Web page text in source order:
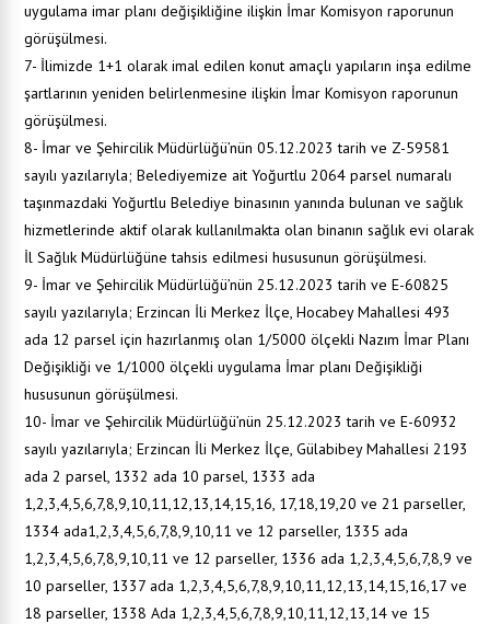
uygulama imar planı değişikliğine ilişkin İmar Komisyon raporunun
görüşülmesi.
7- İlimizde 1+1 olarak imal edilen konut amaçlı yapıların inşa edilme
şartlarının yeniden belirlenmesine ilişkin İmar Komisyon raporunun
görüşülmesi.
8- İmar ve Şehircilik Müdürlüğü’nün 05.12.2023 tarih ve Z-59581
sayılı yazılarıyla; Belediyemize ait Yoğurtlu 2064 parsel numaralı
taşınmazdaki Yoğurtlu Belediye binasının yanında bulunan ve sağlık
hizmetlerinde aktif olarak kullanılmakta olan binanın sağlık evi olarak
İl Sağlık Müdürlüğüne tahsis edilmesi hususunun görüşülmesi.
9- İmar ve Şehircilik Müdürlüğü’nün 25.12.2023 tarih ve E-60825
sayılı yazılarıyla; Erzincan İli Merkez İlçe, Hocabey Mahallesi 493
ada 12 parsel için hazırlanmış olan 1/5000 ölçekli Nazım İmar Planı
Değişikliği ve 1/1000 ölçekli uygulama İmar planı Değişikliği
hususunun görüşülmesi.
10- İmar ve Şehircilik Müdürlüğü’nün 25.12.2023 tarih ve E-60932
sayılı yazılarıyla; Erzincan İli Merkez İlçe, Gülabibey Mahallesi 2193
ada 2 parsel, 1332 ada 10 parsel, 1333 ada
1,2,3,4,5,6,7,8,9,10,11,12,13,14,15,16, 17,18,19,20 ve 21 parseller,
1334 ada1,2,3,4,5,6,7,8,9,10,11 ve 12 parseller, 1335 ada
1,2,3,4,5,6,7,8,9,10,11 ve 12 parseller, 1336 ada 1,2,3,4,5,6,7,8,9 ve
10 parseller, 1337 ada 1,2,3,4,5,6,7,8,9,10,11,12,13,14,15,16,17 ve
18 parseller, 1338 Ada 1,2,3,4,5,6,7,8,9,10,11,12,13,14 ve 15